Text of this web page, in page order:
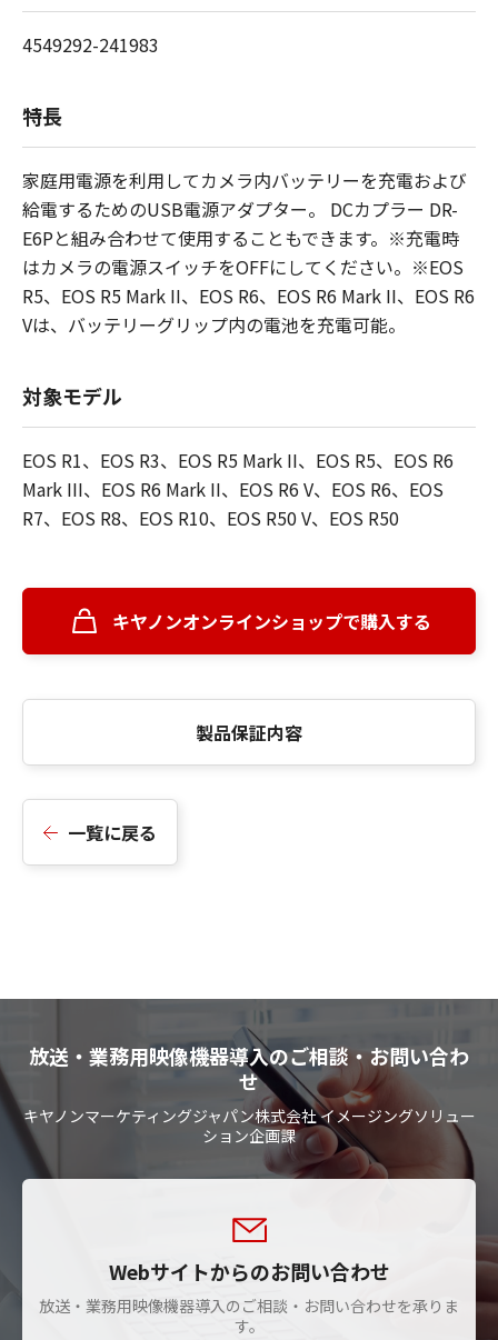
4549292-241983
特長
家庭用電源を利用してカメラ内バッテリーを充電および
給電するためのUSB電源アダプター。 DCカプラー DR-
E6Pと組み合わせて使用することもできます。※充電時
はカメラの電源スイッチをOFFにしてください。※EOS
R5、EOS R5 Mark II、EOS R6、EOS R6 Mark II、EOS R6
Vは、バッテリーグリップ内の電池を充電可能。
対象モデル
EOS R1、EOS R3、EOS R5 Mark II、EOS R5、EOS R6
Mark III、EOS R6 Mark II、EOS R6 V、EOS R6、EOS
R7、EOS R8、EOS R10、EOS R50 V、EOS R50
キヤノンオンラインショップで購入する
製品保証内容
一覧に戻る
放送・業務用映像機器導入のご相談・お問い合わ
せ
キヤノンマーケティングジャパン株式会社 イメージングソリュー
ション企画課
Webサイトからのお問い合わせ
放送・業務用映像機器導入のご相談・お問い合わせを承りま
す。